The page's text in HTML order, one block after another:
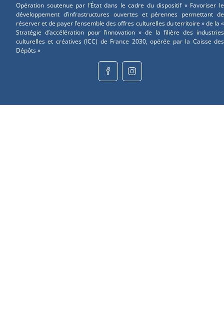
Opération soutenue par l’État dans le cadre du dispositif « Favoriser le
développement d’infrastructures ouvertes et pérennes permettant de
réserver et de payer l’ensemble des offres culturelles du territoire » de la «
Stratégie d’accélération pour l’innovation » de la filière des industries
culturelles et créatives (ICC) de France 2030, opérée par la Caisse des
Dépôts »